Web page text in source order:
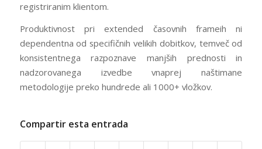
registriranim klientom.
Produktivnost pri extended časovnih frameih ni
dependentna od specifičnih velikih dobitkov, temveč od
konsistentnega razpoznave manjših prednosti in
nadzorovanega izvedbe vnaprej naštimane
metodologije preko hundrede ali 1000+ vložkov.
Compartir esta entrada